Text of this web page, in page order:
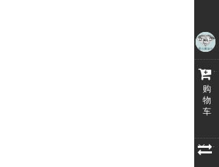
购
物
车